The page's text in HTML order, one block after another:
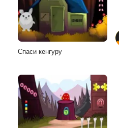
Спаси кенгуру